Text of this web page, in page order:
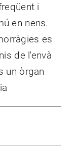
i
en nens.
es
de l'envà
un òrgan